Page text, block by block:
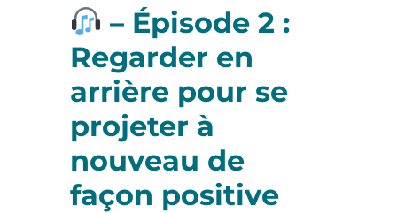
– Épisode 2 :
Regarder en
arrière pour se
projeter à
nouveau de
façon positive